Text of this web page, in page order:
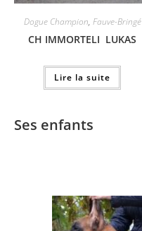
Dogue Champion, Fauve-Bringé
CH IMMORTELI LUKAS
Lire la suite
Ses enfants